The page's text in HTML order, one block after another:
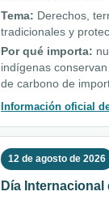
Tema: Derechos,
tradicionales y
Por qué importa:
indígenas
de carbono de
Información oficial
12 de agosto de 2026
Día Internacional